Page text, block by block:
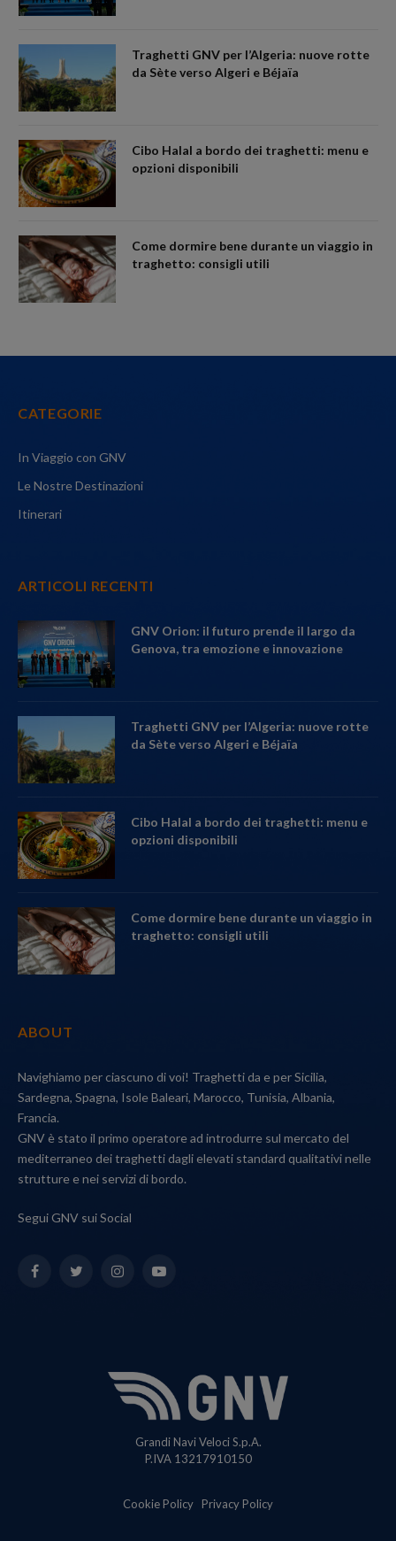
Traghetti GNV per l’Algeria: nuove rotte
da Sète verso Algeri e Béjaïa
Cibo Halal a bordo dei traghetti: menu e
opzioni disponibili
Come dormire bene durante un viaggio in
traghetto: consigli utili
CATEGORIE
In Viaggio con GNV
Le Nostre Destinazioni
Itinerari
ARTICOLI RECENTI
GNV Orion: il futuro prende il largo da
Genova, tra emozione e innovazione
Traghetti GNV per l’Algeria: nuove rotte
da Sète verso Algeri e Béjaïa
Cibo Halal a bordo dei traghetti: menu e
opzioni disponibili
Come dormire bene durante un viaggio in
traghetto: consigli utili
ABOUT
Navighiamo per ciascuno di voi! Traghetti da e per Sicilia,
Sardegna, Spagna, Isole Baleari, Marocco, Tunisia, Albania,
Francia.
GNV è stato il primo operatore ad introdurre sul mercato del
mediterraneo dei traghetti dagli elevati standard qualitativi nelle
strutture e nei servizi di bordo.
Segui GNV sui Social
FacebookTwitterInstagramYouTube
Grandi Navi Veloci S.p.A.
P.IVA 13217910150
Cookie Policy Privacy Policy